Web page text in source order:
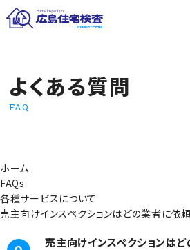
よくある質問
よくある質問
FAQ
ホーム
FAQs
各種サービスについて
売主向けインスペクションはどの業者に依
売主向けインスペクションは